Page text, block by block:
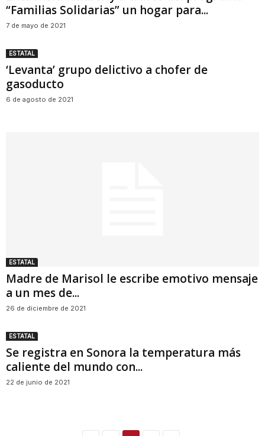
“Familias Solidarias” un hogar para...
7 de mayo de 2021
ESTATAL
‘Levanta’ grupo delictivo a chofer de
gasoducto
6 de agosto de 2021
ESTATAL
Madre de Marisol le escribe emotivo mensaje
a un mes de...
26 de diciembre de 2021
ESTATAL
Se registra en Sonora la temperatura más
caliente del mundo con...
22 de junio de 2021